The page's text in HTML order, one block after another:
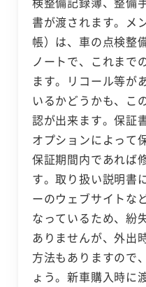
書が渡されます。メ
帳）は、車の点検整
ノートで、これまで
ます。リコール等が
いるかどうかも、こ
認が出来ます。保証
オプションによって
保証期間内であれば
す。取り扱い説明書
ーのウェブサイトな
なっているため、紛
ありませんが、外出
方法もありますので
ょう。新車購入時に